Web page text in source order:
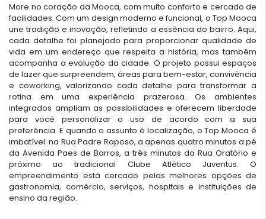
More no coração da Mooca, com muito conforto e cercado de
facilidades. Com um design moderno e funcional, o Top Mooca
une tradição e inovação, refletindo a essência do bairro. Aqui,
cada detalhe foi planejado para proporcionar qualidade de
vida em um endereço que respeita a história, mas também
acompanha a evolução da cidade. O projeto possui espaços
de lazer que surpreendem, áreas para bem-estar, convivência
e coworking, valorizando cada detalhe para transformar a
rotina em uma experiência prazerosa. Os ambientes
integrados ampliam as possibilidades e oferecem liberdade
para você personalizar o uso de acordo com a sua
preferência. E quando o assunto é localização, o Top Mooca é
imbatível: na Rua Padre Raposo, a apenas quatro minutos a pé
da Avenida Paes de Barros, a três minutos da Rua Oratório e
próximo ao tradicional Clube Atlético Juventus. O
empreendimento está cercado pelas melhores opções de
gastronomia, comércio, serviços, hospitais e instituições de
ensino da região.